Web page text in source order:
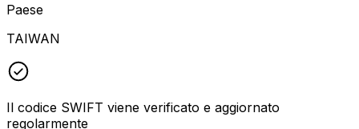
Paese
TAIWAN
Il codice SWIFT viene verificato e aggiornato
regolarmente